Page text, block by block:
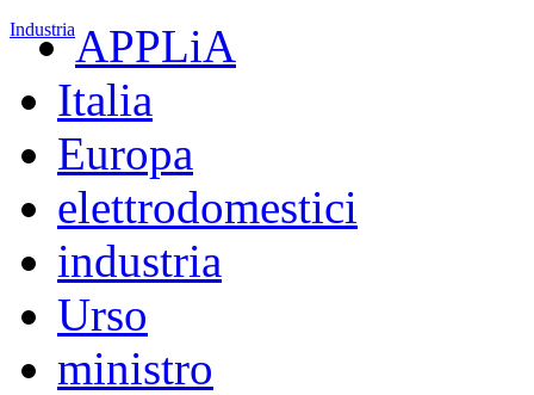
IndustriaAPPLiA
Italia
Europa
elettrodomestici
industria
Urso
ministro